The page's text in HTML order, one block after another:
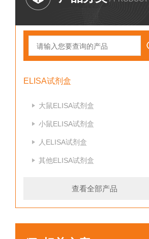
ELISA试剂盒
大鼠ELISA试剂盒
小鼠ELISA试剂盒
人ELISA试剂盒
其他ELISA试剂盒
查看全部产品